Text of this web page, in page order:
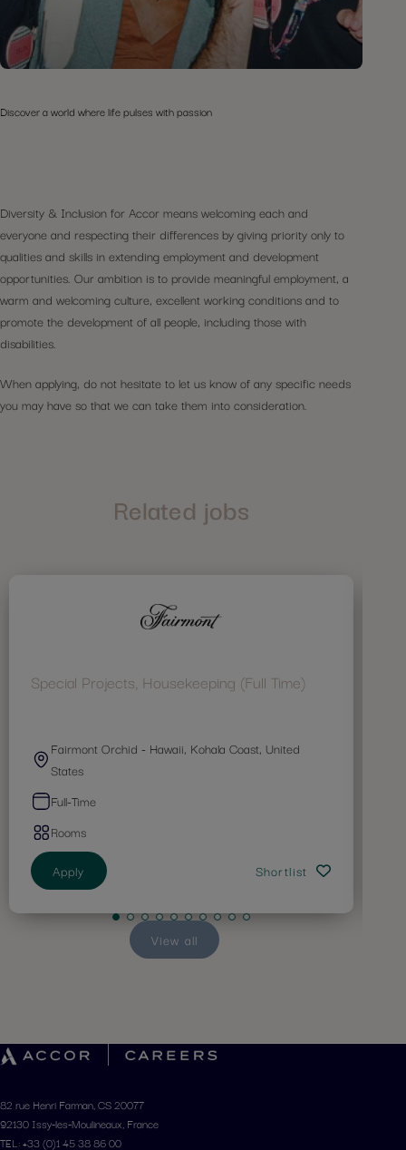
Discover a world where life pulses with passion
Diversity & Inclusion for Accor means welcoming each and
everyone and respecting their differences by giving priority only to
qualities and skills in extending employment and development
opportunities. Our ambition is to provide meaningful employment, a
warm and welcoming culture, excellent working conditions and to
promote the development of all people, including those with
disabilities.
When applying, do not hesitate to let us know of any specific needs
you may have so that we can take them into consideration.
Related jobs
Special Projects, Housekeeping (Full Time)
Fairmont Orchid - Hawaii, Kohala Coast, United
States
Full-Time
Rooms
Apply
Shortlist
View all
82 rue Henri Farman, CS 20077
92130 Issy-les-Moulineaux, France
TEL: +33 (0)1 45 38 86 00